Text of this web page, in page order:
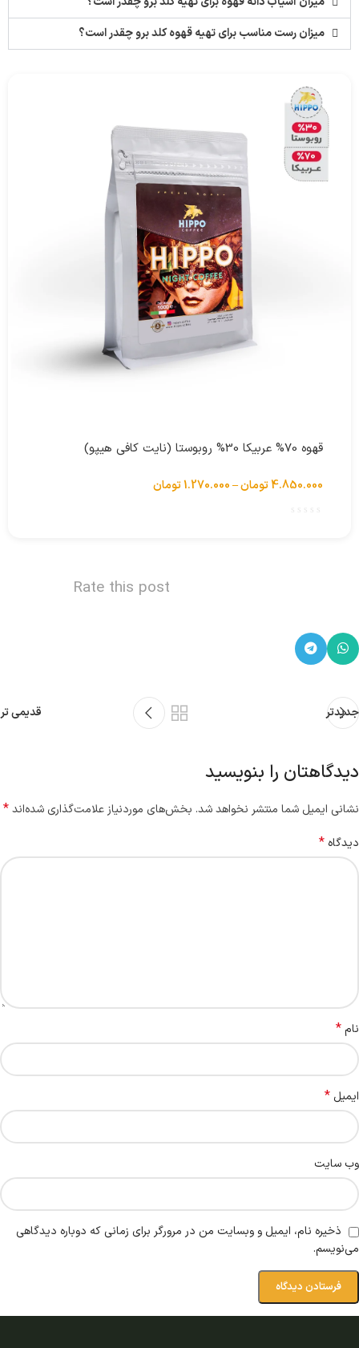
میزان رست مناسب برای تهیه قهوه کلد برو چقدر است؟
قهوه 70% عربیکا 30% روبوستا (نایت کافی هیپو)
4.850.000تومان–
1.270.000تومان
Rate this post
جدیدتر قدیمی تر
دیدگاهتان را بنویسید
نشانی ایمیل شما منتشر نخواهد شد. بخش‌های موردنیاز علامت‌گذاری شده‌اند*
دیدگاه *
نام*
ایمیل *
وب‌ سایت
ذخیره نام، ایمیل و وبسایت من در مرورگر برای زمانی که دوباره دیدگاهی
می‌نویسم.